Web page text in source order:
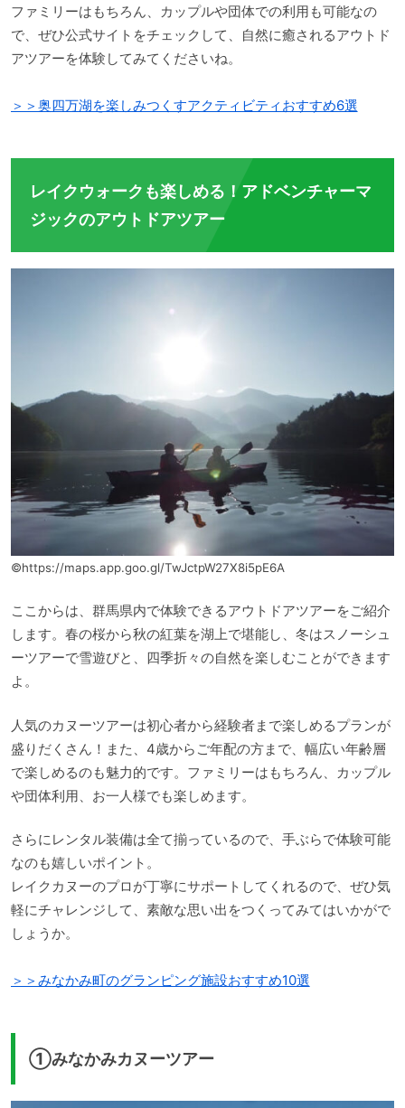
ファミリーはもちろん、カップルや団体での利用も可能なの
で、ぜひ公式サイトをチェックして、自然に癒されるアウトド
アツアーを体験してみてくださいね。
＞＞奥四万湖を楽しみつくすアクティビティおすすめ6選
レイクウォークも楽しめる！アドベンチャーマ
ジックのアウトドアツアー
©https://maps.app.goo.gl/TwJctpW27X8i5pE6A
ここからは、群馬県内で体験できるアウトドアツアーをご紹介
します。春の桜から秋の紅葉を湖上で堪能し、冬はスノーシュ
ーツアーで雪遊びと、四季折々の自然を楽しむことができます
よ。
人気のカヌーツアーは初心者から経験者まで楽しめるプランが
盛りだくさん！また、4歳からご年配の方まで、幅広い年齢層
で楽しめるのも魅力的です。ファミリーはもちろん、カップル
や団体利用、お一人様でも楽しめます。
さらにレンタル装備は全て揃っているので、手ぶらで体験可能
なのも嬉しいポイント。
レイクカヌーのプロが丁寧にサポートしてくれるので、ぜひ気
軽にチャレンジして、素敵な思い出をつくってみてはいかがで
しょうか。
＞＞みなかみ町のグランピング施設おすすめ10選
①みなかみカヌーツアー